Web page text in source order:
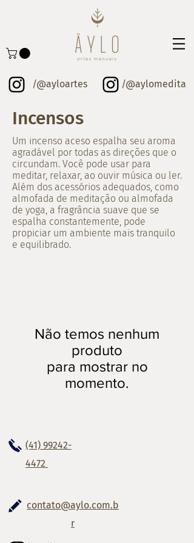
/@ayloartes /@aylomedita
Incensos
Um incenso aceso espalha seu aroma
agradável por todas as direções que o
circundam. Você pode usar para
meditar, relaxar, ao ouvir música ou ler.
Além dos acessórios adequados, como
almofada de meditação ou almofada
de yoga, a fragrância suave que se
espalha constantemente, pode
propiciar um ambiente mais tranquilo
e equilibrado.
Não temos nenhum
produto
para mostrar no
momento.
(41) 99242-
4472
contato@aylo.com.b
r